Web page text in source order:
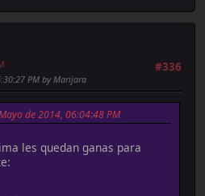
#336
PM by Marijara
de 2014, 06:04:48 PM
les quedan ganas para